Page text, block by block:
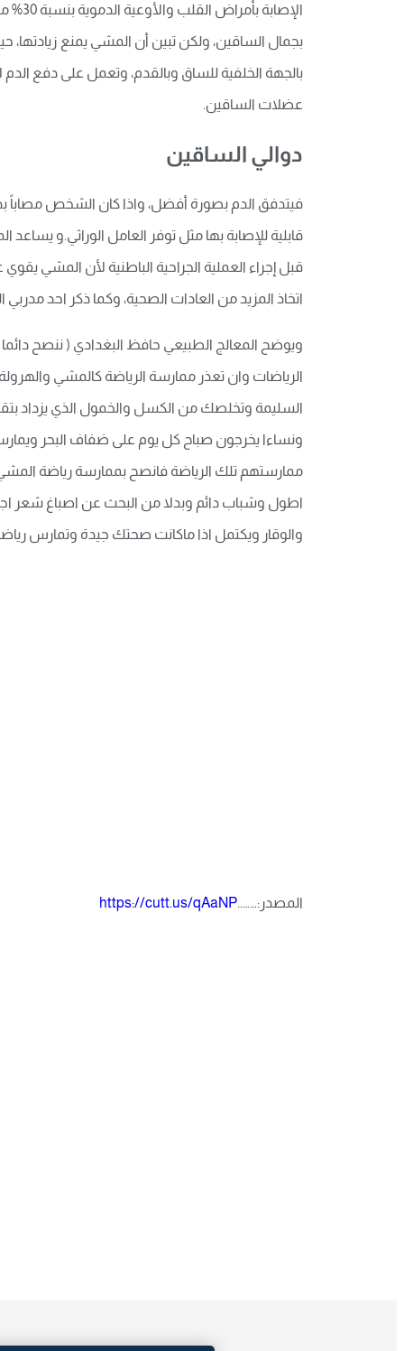
بجمال الساقين، ولكن تبين أن المشي يمنع
بالجهة الخلفية للساق وبالقدم، وتعمل على دفع الدم
عضلات الساقين.
دوالي الساقين
فيتدفق الدم بصورة أفضل، واذا كان الشخص مصاباً
قابلية للإصابة بها مثل توفر العامل الوراثي.و
قبل إجراء العملية الجراحية الباطنية لأن المشي
اتخاذ المزيد من العادات الصحية، وكما ذكر احد
ويوضح المعالج الطبيعي حافظ البغدادي ( ننصح
الرياضات وان تعذر ممارسة الرياضة كالمشي
السليمة وتخلصك من الكسل والخمول الذي يزداد
ممارستهم تلك الرياضة فانصح بممارسة رياضة
اطول وشباب دائم وبدلا من البحث عن اصباغ شعر
والوقار ويكتمل اذا ماكانت صحتك جيدة وتمارس
المصدر:……..https://cutt.us/qAaNP